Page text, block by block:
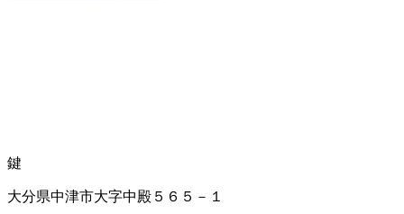
鍵
大分県中津市大字中殿５６５－１